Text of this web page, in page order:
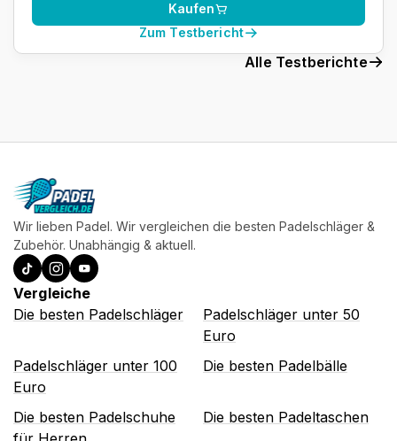
Kaufen
Zum Testbericht
Alle Testberichte
Wir lieben Padel. Wir vergleichen die besten Padelschläger &
Zubehör. Unabhängig & aktuell.
Vergleiche
Die besten Padelschläger
Padelschläger unter 50
Euro
Padelschläger unter 100
Euro
Die besten Padelbälle
Die besten Padelschuhe
Die besten Padeltaschen